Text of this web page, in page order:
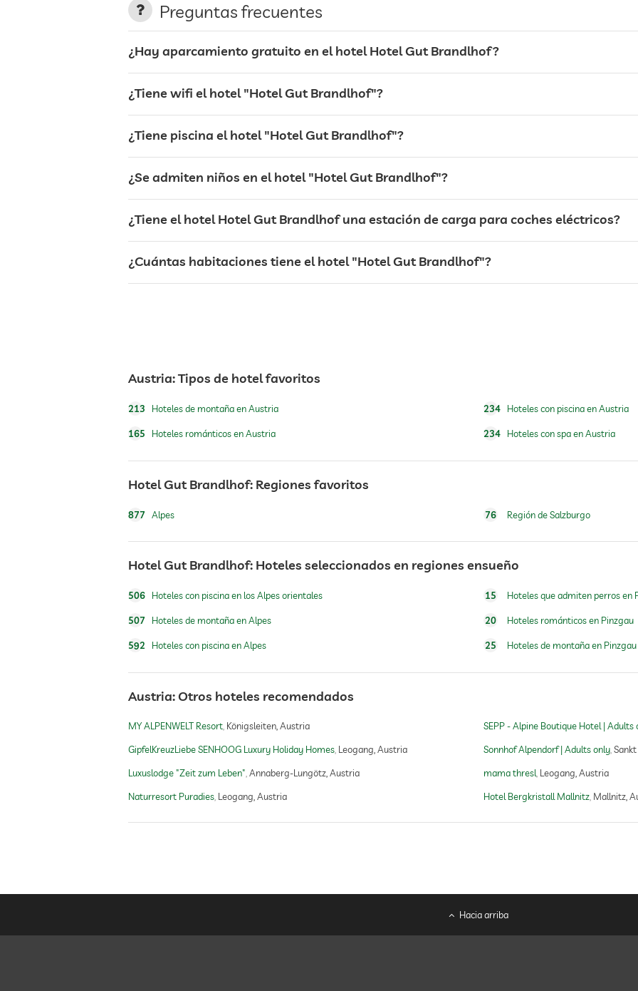
hamacas
bar
restaurante
desayuno desayuno en la habitación
perros permitidos
alimentos para perros
comedero y bebedero bajo petición en la habitación
cesta para perros
ping-pong
piscina exterior abierto por temporada
gimnasio
parque infantil al aire libre
sauna interna
sauna finesa
cabinas de infrarrojos
Preguntas frecuentes
¿Hay aparcamiento gratuito en el hotel Hotel Gut Brandlhof?
¿Tiene wifi el hotel "Hotel Gut Brandlhof"?
¿Tiene piscina el hotel "Hotel Gut Brandlhof"?
¿Se admiten niños en el hotel "Hotel Gut Brandlhof"?
¿Tiene el hotel Hotel Gut Brandlhof una estación de carga para coches eléctricos?
¿Cuántas habitaciones tiene el hotel "Hotel Gut Brandlhof"?
Austria: Tipos de hotel favoritos
213 Hoteles de montaña en Austria
165 Hoteles románticos en Austria
234 Hoteles con piscina en Austria
234 Hoteles con spa en Austria
Hotel Gut Brandlhof: Regiones favoritos
877 Alpes 76 Región de Salzburgo
Hotel Gut Brandlhof: Hoteles seleccionados en regiones ensueño
506 Hoteles con piscina en los Alpes orientales
507 Hoteles de montaña en Alpes
592 Hoteles con piscina en Alpes
15 Hoteles que admiten perros en
20 Hoteles románticos en Pinzgau
25 Hoteles de montaña en Pinzgau
Austria: Otros hoteles recomendados
MY ALPENWELT Resort Königsleiten, Austria
GipfelKreuzLiebe SENHOOG Luxury Holiday Homes Leogang, Austria
Luxuslodge "Zeit zum Leben" Annaberg-Lungötz, Austria
Naturresort Puradies Leogang, Austria
SEPP - Alpine Boutique Hotel | Adults
Sonnhof Alpendorf | Adults only
mama thresl Leogang, Austria
Hotel Bergkristall Mallnitz Mallnitz,
Hacia arriba